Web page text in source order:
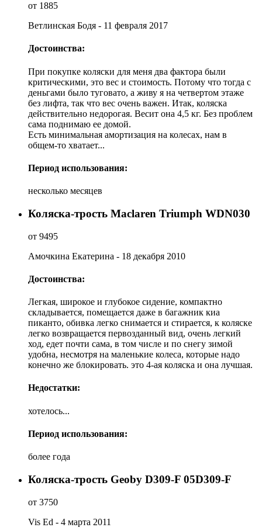
от 1885
Ветлинская Бодя - 11 февраля 2017
Достоинства:
При покупке коляски для меня два фактора были
критическими, это вес и стоимость. Потому что тогда с
деньгами было туговато, а живу я на четвертом этаже
без лифта, так что вес очень важен. Итак, коляска
действительно недорогая. Весит она 4,5 кг. Без проблем
сама поднимаю ее домой.
Есть минимальная амортизация на колесах, нам в
общем-то хватает...
Период использования:
несколько месяцев
Коляска-трость Maclaren Triumph WDN030
от 9495
Амочкина Екатерина - 18 декабря 2010
Достоинства:
Легкая, широкое и глубокое сидение, компактно
складывается, помещается даже в багажник киа
пиканто, обивка легко снимается и стирается, к коляске
легко возвращается первозданный вид, очень легкий
ход, едет почти сама, в том числе и по снегу зимой
удобна, несмотря на маленькие колеса, которые надо
конечно же блокировать. это 4-ая коляска и она лучшая.
Недостатки:
хотелось...
Период использования:
более года
Коляска-трость Geoby D309-F 05D309-F
от 3750
Vis Ed - 4 марта 2011